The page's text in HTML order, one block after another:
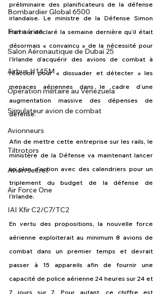
Bombardier Global 6500
Fret aérien
Salon Aéronautique de Dubaï 25
Airbus H145M
Opération militaire au Vénézuela
Simulateur avion de combat
Avionneurs
Tiltrotors
Avion secret
Air Force One
IAI Kfir C2/C7/TC2
préliminaire des planificateurs de la défense
irlandaise. Le ministre de la Défense Simon
Harris a déclaré la semaine dernière qu’il était
désormais « convaincu » de la nécessité pour
l’Irlande d’acquérir des avions de combat à
réaction pour « dissuader et détecter » les
menaces aériennes dans le cadre d’une
augmentation massive des dépenses de
défense.
Afin de mettre cette entreprise sur les rails, le
ministère de la Défense va maintenant lancer
un plan d’action avec des calendriers pour un
triplement du budget de la défense de
l’Irlande.
En vertu des propositions, la nouvelle force
aérienne exploiterait au minimum 8 avions de
combat dans un premier temps et devrait
passer à 15 appareils afin de fournir une
capacité de police aérienne 24 heures sur 24 et
7 jours sur 7. Pour autant, ce chiffre est